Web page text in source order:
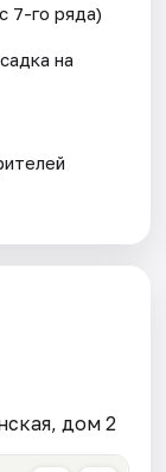
7-го ряда)
на
дом 2